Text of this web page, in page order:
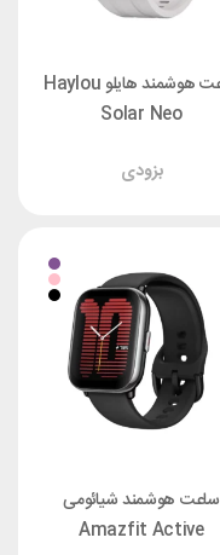
ساعت هوشمند هایلو Haylou
Solar Neo
بزودی
ساعت هوشمند شیائومی
Amazfit Active